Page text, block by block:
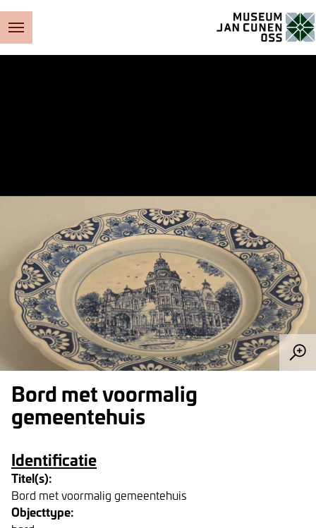
Bord met voormalig
gemeentehuis
Identificatie
Titel(s):
Bord met voormalig gemeentehuis
Objecttype: